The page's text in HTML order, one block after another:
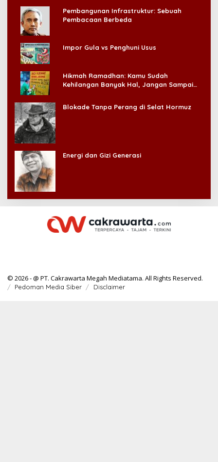
Pembangunan Infrastruktur: Sebuah
Pembacaan Berbeda
Impor Gula vs Penghuni Usus
Hikmah Ramadhan: Kamu Sudah
Kehilangan Banyak Hal, Jangan Sampai
Blokade Tanpa Perang di Selat Hormuz
Energi dan Gizi Generasi
© 2026 - @ PT. Cakrawarta Megah Mediatama. All Rights Reserved.
Pedoman Media Siber Disclaimer